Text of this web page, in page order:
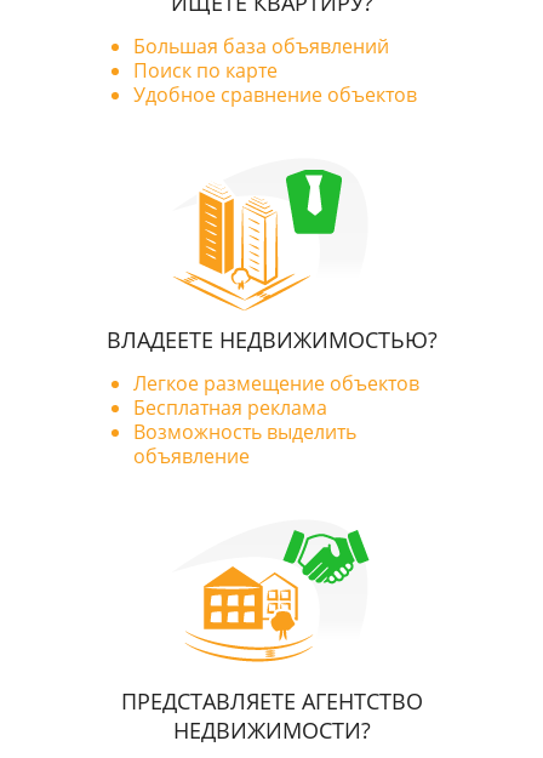
Большая база объявлений
Поиск по карте
Удобное сравнение объектов
ВЛАДЕЕТЕ НЕДВИЖИМОСТЬЮ?
Легкое размещение объектов
Бесплатная реклама
Возможность выделить
объявление
ПРЕДСТАВЛЯЕТЕ АГЕНТСТВО
НЕДВИЖИМОСТИ?